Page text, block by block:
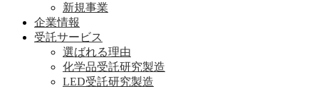
新規事業
企業情報
受託サービス
選ばれる理由
化学品受託研究製造
LED受託研究製造